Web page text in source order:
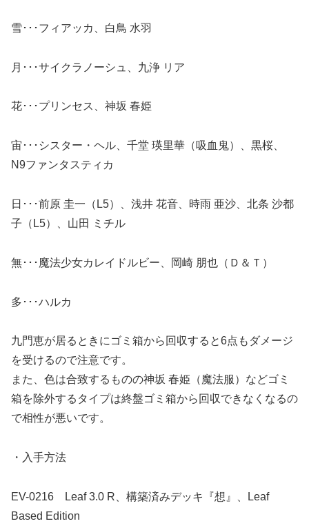
雪･･･フィアッカ、白鳥 水羽
月･･･サイクラノーシュ、九浄 リア
花･･･プリンセス、神坂 春姫
宙･･･シスター・ヘル、千堂 瑛里華（吸血鬼）、黒桜、
N9ファンタスティカ
日･･･前原 圭一（L5）、浅井 花音、時雨 亜沙、北条 沙都
子（L5）、山田 ミチル
無･･･魔法少女カレイドルビー、岡崎 朋也（Ｄ＆Ｔ）
多･･･ハルカ
九門恵が居るときにゴミ箱から回収すると6点もダメージ
を受けるので注意です。
また、色は合致するものの神坂 春姫（魔法服）などゴミ
箱を除外するタイプは終盤ゴミ箱から回収できなくなるの
で相性が悪いです。
・入手方法
EV-0216 Leaf 3.0 R、構築済みデッキ『想』、Leaf
Based Edition